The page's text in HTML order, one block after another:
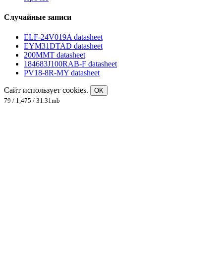
Случайные записи
ELF-24V019A datasheet
EYM31DTAD datasheet
200MMT datasheet
184683J100RAB-F datasheet
PV18-8R-MY datasheet
Сайт использует cookies.
OK
79 / 1,475 / 31.31mb